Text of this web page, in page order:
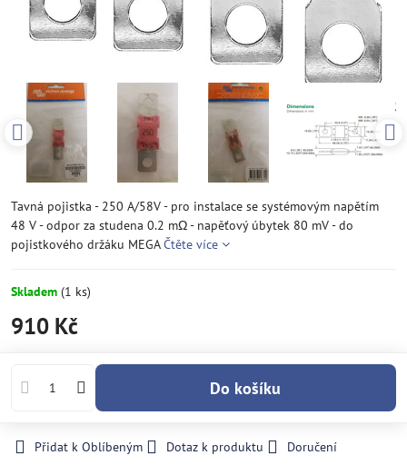
Tavná pojistka - 250 A/58V - pro instalace se systémovým napětím
48 V - odpor za studena 0.2 mΩ - napěťový úbytek 80 mV - do
pojistkového držáku MEGAČtěte více
Skladem (1 ks)
910 Kč
Do košíku
Přidat k Oblíbeným Dotaz k produktu
Doručení